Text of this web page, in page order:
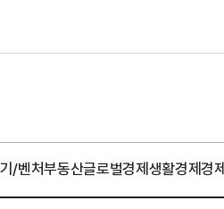
/벤처부동산글로벌경제생활경제경